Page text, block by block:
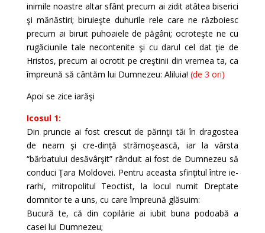
inimile noastre altar sfânt precum ai zidit atâtea biserici
şi mănăstiri; biruieşte duhurile rele care ne războiesc
precum ai biruit puhoaiele de păgâni; ocroteşte ne cu
rugăciunile tale necontenite şi cu darul cel dat ţie de
Hristos, precum ai ocrotit pe creştinii din vremea ta, ca
împreună să cântăm lui Dumnezeu: Aliluia! (de 3 ori)
Apoi se zice iarăşi
Icosul 1:
Din pruncie ai fost crescut de părinţii tăi în dragostea
de neam şi cre-dinţă strămoşească, iar la vârsta
“bărbatului desăvârşit” rânduit ai fost de Dumnezeu să
conduci Ţara Moldovei. Pentru aceasta sfinţitul între ie-
rarhi, mitropolitul Teoctist, la locul numit Dreptate
domnitor te a uns, cu care împreună glăsuim:
Bucură te, că din copilărie ai iubit buna podoabă a
casei lui Dumnezeu;